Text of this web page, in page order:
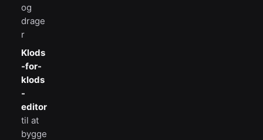
og
drage
r
Klods
-for-
klods
-
editor
til at
bygge